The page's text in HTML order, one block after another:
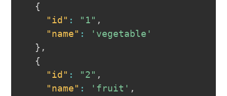
{
"id" : "1" ,
"name" :
'vegetable'
} ,
{
"id" : "2" ,
"name" : 'fruit' ,